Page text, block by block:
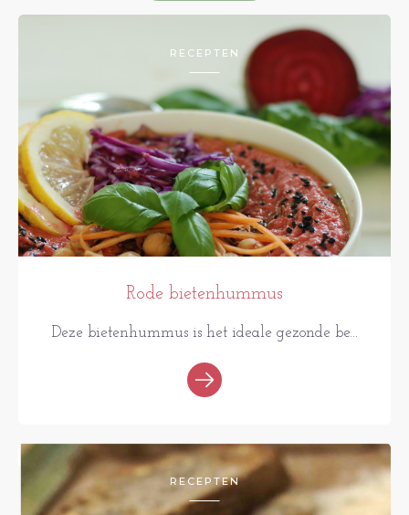
RECEPTEN
Rode bietenhummus
Deze bietenhummus is het ideale gezonde be...
RECEPTEN